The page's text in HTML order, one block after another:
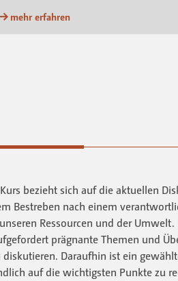
mehr erfahren
bezieht sich auf die aktuellen
Bestreben nach einem
Ressourcen und der
prägnante Themen und
diskutieren. Daraufhin ist ein
auf die wichtigsten Punkte zu